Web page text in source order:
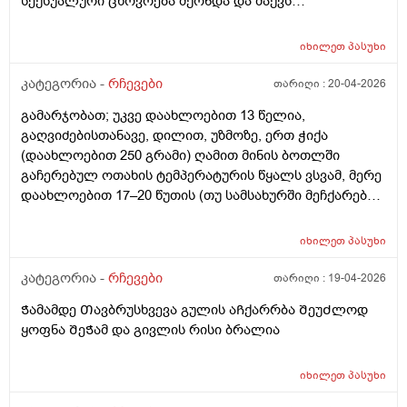
შეწითლება ყრუ წვის შეგრძნება) თან ვიზუალურადაც
ხოდა ვეღარ ჩამოვყალიბდი უროლოგს უნდა
საქართველოში უროლოგიის ცენტრის გარდა
არსებობს მამაკაცის პლასტიკა ან რეკონსტეუქცია?
იხილეთპასუხი
კატეგორია - რჩევები თარიღი :20-04-2026
გამარჯობათ; უკვე დაახლოებით 13 წელია,
გაღვიძებისთანავე, დილით, უზმოზე, ერთ ჭიქა
(დაახლოებით 250 გრამი) ღამით მინის ბოთლში
გაჩერებულ ოთახის ტემპერატურის წყალს ვსვამ, მერე
დაახლოებით 17–20 წუთის (თუ სამსახურში მეჩქარება),
და სამსახურში არ მეჩქარება), ვჭამ. ასევე შუადღით და
ერთ ჭიქა უფრო ხშირად ონკანის წყალს ვსვამ და მერე
სადაც ამბობენ, რომ დილით, გაღვიძებისთანავე,
წყლის დალევა არ შეიძლება, რადგან ღამით პირის
გაღვიძებისთანავე დალეულ წყალს ეს ბაქტერიები
იხილეთპასუხი
კატეგორია - რჩევები თარიღი : 19-04-2026
Ჭამამდე Თავბრუსხვევა გულის აᲩქარრბა ᲨეუᲫლოდ
ყოფნა ᲨეᲭამ და გივლის რისი ბრალია
იხილეთპასუხი